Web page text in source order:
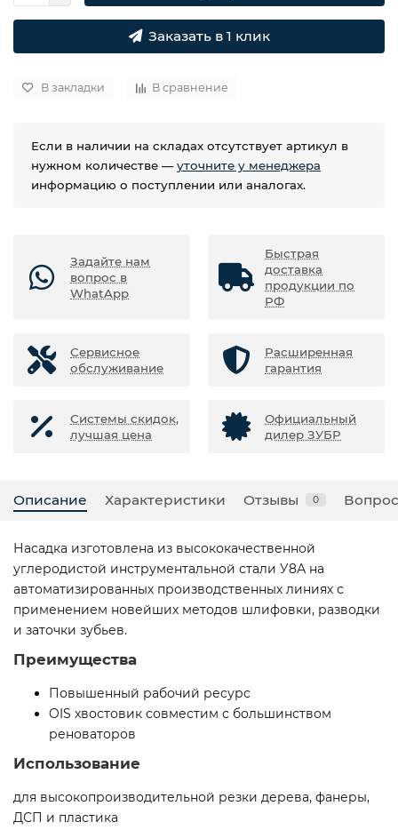
Заказать в 1 клик
В закладки В сравнение
Если в наличии на складах отсутствует артикул в
нужном количестве —уточните у менеджера
информацию о поступлении или аналогах.
Задайте нам
вопрос в
WhatApp
Быстрая
доставка
продукции по
РФ
Сервисное
обслуживание
Расширенная
гарантия
Системы скидок,
лучшая цена
Официальный
дилер ЗУБР
Описание Характеристики Отзывы 0
Насадка изготовлена из высококачественной
углеродистой инструментальной стали У8А на
автоматизированных производственных линиях с
применением новейших методов шлифовки, разводки
и заточки зубьев.
Преимущества
Повышенный рабочий ресурс
OIS хвостовик совместим с большинством
реноваторов
Использование
для высокопроизводительной резки дерева, фанеры,
ДСП и пластика